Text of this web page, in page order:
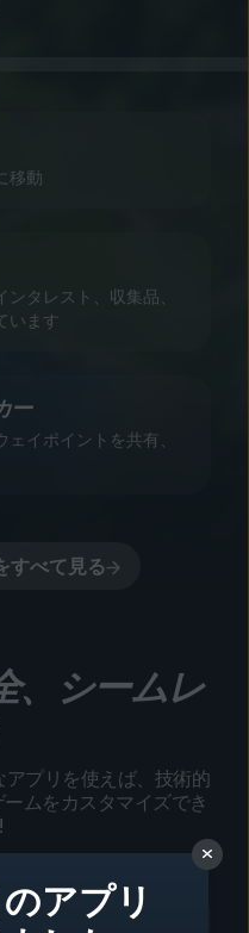
移動
タレスト、収集品、
います
ー
イポイントを共有、
すべて見る
、シームレ
プリを使えば、技術的
ムをカスタマイズでき
アプリ